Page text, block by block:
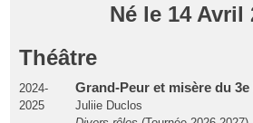
Né le 14 Avril
Théâtre
2024-
2025
Grand-Peur et misère du 3e
Juliie Duclos